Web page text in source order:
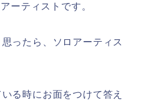
ーティストです。
ったら、ソロアーティス
る時にお面をつけて答え